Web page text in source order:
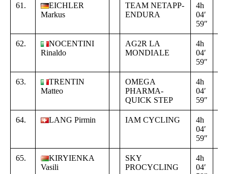
61.
EICHLER
Markus
TEAM NETAPP-
ENDURA
4h
04′
59″
62.
NOCENTINI
Rinaldo
AG2R LA
MONDIALE
4h
04′
59″
63.
TRENTIN
Matteo
OMEGA
PHARMA-
QUICK STEP
4h
04′
59″
64. LANG Pirmin IAM CYCLING
4h
04′
59″
65.
KIRYIENKA
Vasili
SKY
PROCYCLING
4h
04′